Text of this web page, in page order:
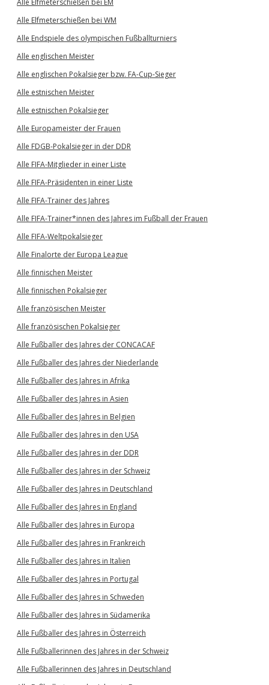
Alle Elfmeterschießen bei EM
Alle Elfmeterschießen bei WM
Alle Endspiele des olympischen Fußballturniers
Alle englischen Meister
Alle englischen Pokalsieger bzw. FA-Cup-Sieger
Alle estnischen Meister
Alle estnischen Pokalsieger
Alle Europameister der Frauen
Alle FDGB-Pokalsieger in der DDR
Alle FIFA-Mitglieder in einer Liste
Alle FIFA-Präsidenten in einer Liste
Alle FIFA-Trainer des Jahres
Alle FIFA-Trainer*innen des Jahres im Fußball der Frauen
Alle FIFA-Weltpokalsieger
Alle Finalorte der Europa League
Alle finnischen Meister
Alle finnischen Pokalsieger
Alle französischen Meister
Alle französischen Pokalsieger
Alle Fußballer des Jahres der CONCACAF
Alle Fußballer des Jahres der Niederlande
Alle Fußballer des Jahres in Afrika
Alle Fußballer des Jahres in Asien
Alle Fußballer des Jahres in Belgien
Alle Fußballer des Jahres in den USA
Alle Fußballer des Jahres in der DDR
Alle Fußballer des Jahres in der Schweiz
Alle Fußballer des Jahres in Deutschland
Alle Fußballer des Jahres in England
Alle Fußballer des Jahres in Europa
Alle Fußballer des Jahres in Frankreich
Alle Fußballer des Jahres in Italien
Alle Fußballer des Jahres in Portugal
Alle Fußballer des Jahres in Schweden
Alle Fußballer des Jahres in Südamerika
Alle Fußballer des Jahres in Österreich
Alle Fußballerinnen des Jahres in der Schweiz
Alle Fußballerinnen des Jahres in Deutschland